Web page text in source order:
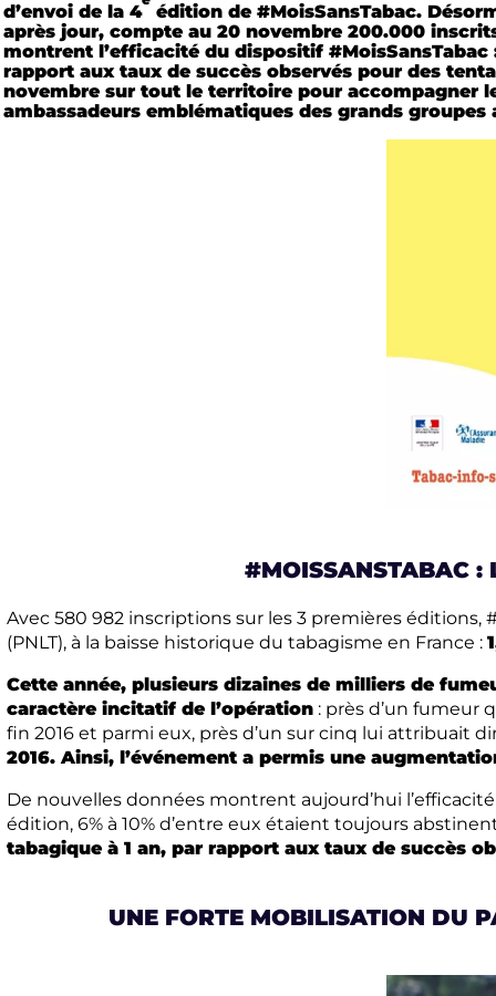
d’envoi de la 4
édition de #MoisSansTabac.
après jour, compte au 20 novembre 200.000
montrent l’efficacité du dispositif
rapport aux taux de succès observés pour des
novembre sur tout le territoire pour accompagner
ambassadeurs emblématiques des grands
#MOISSANSTABAC :
Avec 580 982 inscriptions sur les 3 premières
(PNLT), à la baisse historique du tabagisme en France :
Cette année, plusieurs dizaines de milliers de
caractère incitatif de l’opération : près d’un fumeur
fin 2016 et parmi eux, près d’un sur cinq lui attribuait
2016. Ainsi, l’événement a permis une
De nouvelles données montrent aujourd’hui
édition, 6% à 10% d’entre eux étaient toujours
tabagique à 1 an, par rapport aux taux de succès
UNE FORTE MOBILISATION DU